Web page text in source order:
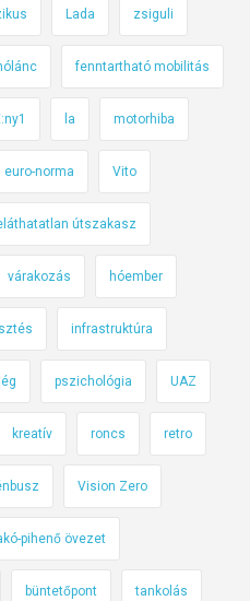
Lada zsiguli
fenntartható mobilitás
la motorhiba
euro-norma Vito
útszakasz
várakozás hóember
infrastruktúra
pszichológia UAZ
kreatív roncs retro
Vision Zero
pihenő övezet
büntetőpont tankolás